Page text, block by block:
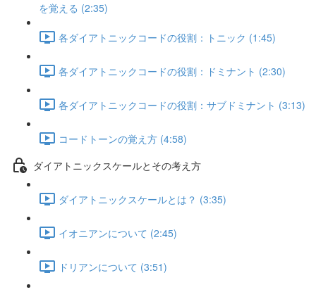
を覚える (2:35)
各ダイアトニックコードの役割：トニック (1:45)
各ダイアトニックコードの役割：ドミナント (2:30)
各ダイアトニックコードの役割：サブドミナント (3:13)
コードトーンの覚え方 (4:58)
ダイアトニックスケールとその考え方
ダイアトニックスケールとは？ (3:35)
イオニアンについて (2:45)
ドリアンについて (3:51)